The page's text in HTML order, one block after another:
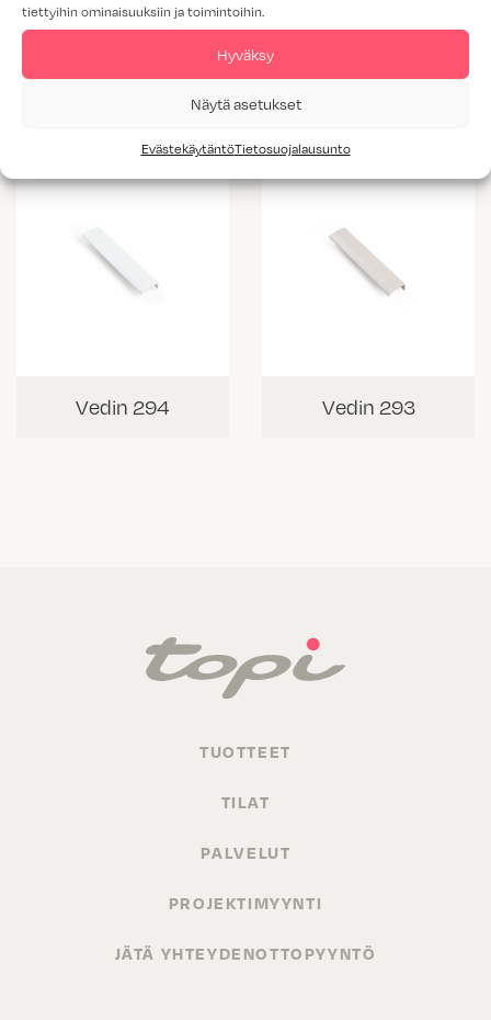
tiettyihin ominaisuuksiin ja toimintoihin.
Hyväksy
Näytä asetukset
EvästekäytäntöTietosuojalausunto
Vedin 295
Vedin 294 Vedin 293
TUOTTEET
TILAT
PALVELUT
PROJEKTIMYYNTI
JÄTÄ YHTEYDENOTTOPYYNTÖ